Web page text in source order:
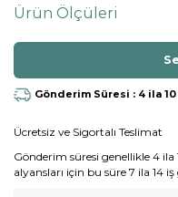
Ürün Ölçüleri
Gönderim Süresi : 4 ila
Ücretsiz ve Sigortalı Teslimat
Gönderim süresi genellikle 4
alyansları için bu süre 7 ila 14 iş